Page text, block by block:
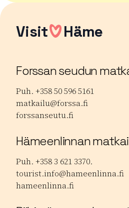
Visit Häme
Forssan seudun
Puh. +358 50 596 5161
matkailu@forssa.fi
forssanseutu.fi
Hämeenlinnan
Puh. +358 3 621 3370.
tourist.info@hameenlinna.fi
hameenlinna.fi